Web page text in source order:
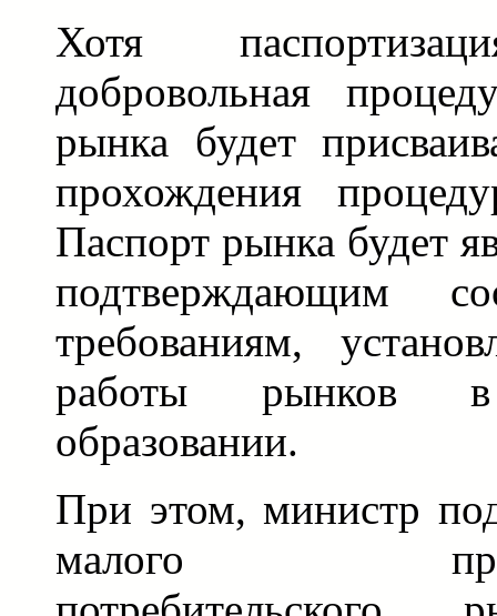
Хотя
добровольная
рынка будет
прохождения
Паспорт рынка будет
подтверждающим
требованиям,
работы рынков в
образовании.
При этом, министр
малого